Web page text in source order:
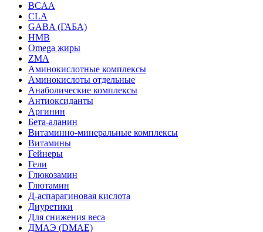
BCAA
CLA
GABA (ГАБА)
HMB
Omega жиры
ZMA
Аминокислотные комплексы
Аминокислоты отдельные
Анаболические комплексы
Антиоксиданты
Аргинин
Бета-аланин
Витаминно-минеральные комплексы
Витамины
Гейнеры
Гели
Глюкозамин
Глютамин
Д-аспарагиновая кислота
Диуретики
Для снижения веса
ДМАЭ (DMAE)